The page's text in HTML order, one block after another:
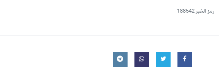
رمز الخبر188542